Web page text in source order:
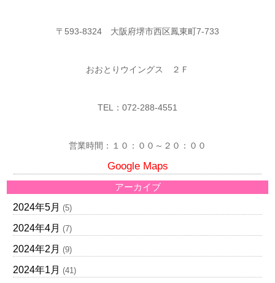
〒593-8324 大阪府堺市西区鳳東町7-733
おおとりウイングス ２Ｆ
TEL：072-288-4551
営業時間：１０：００～２０：００
Google Maps
アーカイブ
2024年5月 (5)
2024年4月 (7)
2024年2月 (9)
2024年1月 (41)